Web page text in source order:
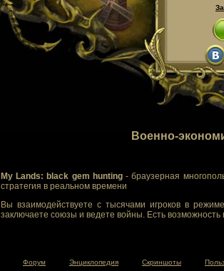
Военно-
My Lands: black gem hunting- браузерная
стратегия в реальном времени
Вы взаимодействуете с тысячами игроков в
заключаете союзы и ведете войны. Есть
Форум Энциклопедия Скриншоты